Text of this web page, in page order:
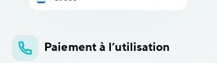
Paiement à l’utilisation